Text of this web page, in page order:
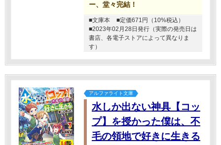
ー、堂々完結！
■文庫本
■定価671円（10%税込）
■2023年02月28日発行（実際の発売日は
書店、各電子ストアによって異なりま
す）
アルファライト文庫
水しか出ない神具【コッ
プ】を授かった僕は、不
毛の領地で好きに生きる